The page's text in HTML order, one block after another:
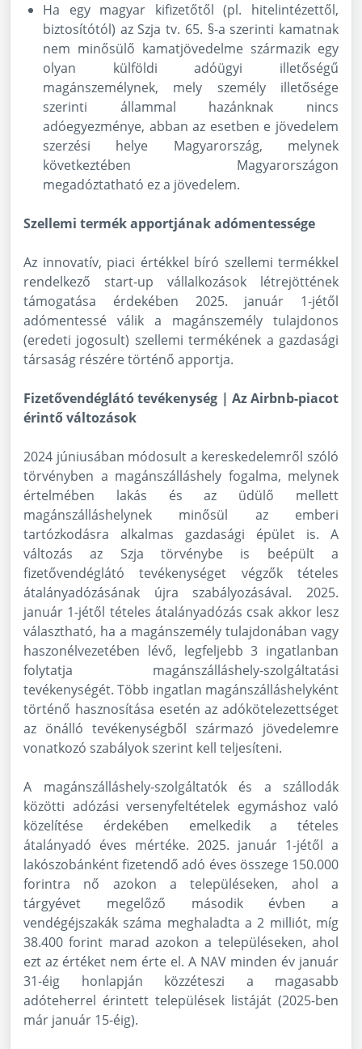
Ha egy magyar kifizetőtől (pl. hitelintézettől,
biztosítótól) az Szja tv. 65. §-a szerinti kamatnak
nem minősülő kamatjövedelme származik egy
olyan külföldi adóügyi illetőségű
magánszemélynek, mely személy illetősége
szerinti állammal hazánknak nincs
adóegyezménye, abban az esetben e jövedelem
szerzési helye Magyarország, melynek
következtében Magyarországon
megadóztatható ez a jövedelem.
Szellemi termék apportjának adómentessége
Az innovatív, piaci értékkel bíró szellemi termékkel
rendelkező start-up vállalkozások létrejöttének
támogatása érdekében 2025. január 1-jétől
adómentessé válik a magánszemély tulajdonos
(eredeti jogosult) szellemi termékének a gazdasági
társaság részére történő apportja.
Fizetővendéglátó tevékenység | Az Airbnb-piacot
érintő változások
2024 júniusában módosult a kereskedelemről szóló
törvényben a magánszálláshely fogalma, melynek
értelmében lakás és az üdülő mellett
magánszálláshelynek minősül az emberi
tartózkodásra alkalmas gazdasági épület is. A
változás az Szja törvénybe is beépült a
fizetővendéglátó tevékenységet végzők tételes
átalányadózásának újra szabályozásával. 2025.
január 1-jétől tételes átalányadózás csak akkor lesz
választható, ha a magánszemély tulajdonában vagy
haszonélvezetében lévő, legfeljebb 3 ingatlanban
folytatja magánszálláshely-szolgáltatási
tevékenységét. Több ingatlan magánszálláshelyként
történő hasznosítása esetén az adókötelezettséget
az önálló tevékenységből származó jövedelemre
vonatkozó szabályok szerint kell teljesíteni.
A magánszálláshely-szolgáltatók és a szállodák
közötti adózási versenyfeltételek egymáshoz való
közelítése érdekében emelkedik a tételes
átalányadó éves mértéke. 2025. január 1-jétől a
lakószobánként fizetendő adó éves összege 150.000
forintra nő azokon a településeken, ahol a
tárgyévet megelőző második évben a
vendégéjszakák száma meghaladta a 2 milliót, míg
38.400 forint marad azokon a településeken, ahol
ezt az értéket nem érte el. A NAV minden év január
31-éig honlapján közzéteszi a magasabb
adóteherrel érintett települések listáját (2025-ben
már január 15-éig).